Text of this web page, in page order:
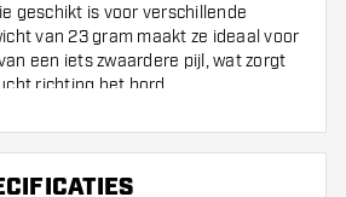
geschikt is voor verschillende
van 23 gram maakt ze ideaal voor
een iets zwaardere pijl, wat zorgt
richting het bord.
gouden touch